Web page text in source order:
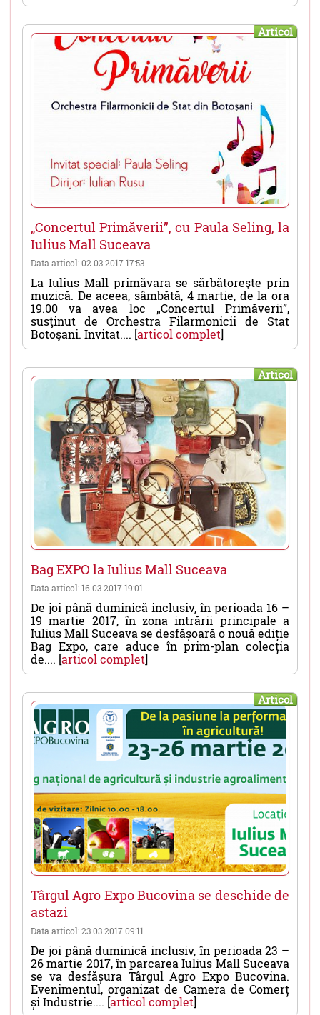
Articol
„Concertul Primăverii”, cu Paula Seling, la
Iulius Mall Suceava
Data articol: 02.03.2017 17:53
La Iulius Mall primăvara se sărbătoreşte prin
muzică. De aceea, sâmbătă, 4 martie, de la ora
19.00 va avea loc „Concertul Primăverii”,
susţinut de Orchestra Filarmonicii de Stat
Botoşani. Invitat.... [articol complet]
Articol
Bag EXPO la Iulius Mall Suceava
Data articol: 16.03.2017 19:01
De joi până duminică inclusiv, în perioada 16 –
19 martie 2017, în zona intrării principale a
Iulius Mall Suceava se desfășoară o nouă ediție
Bag Expo, care aduce în prim-plan colecția
de.... [articol complet]
Articol
Târgul Agro Expo Bucovina se deschide de
astazi
Data articol: 23.03.2017 09:11
De joi până duminică inclusiv, în perioada 23 –
26 martie 2017, în parcarea Iulius Mall Suceava
se va desfășura Târgul Agro Expo Bucovina.
Evenimentul, organizat de Camera de Comerț
și Industrie.... [articol complet]